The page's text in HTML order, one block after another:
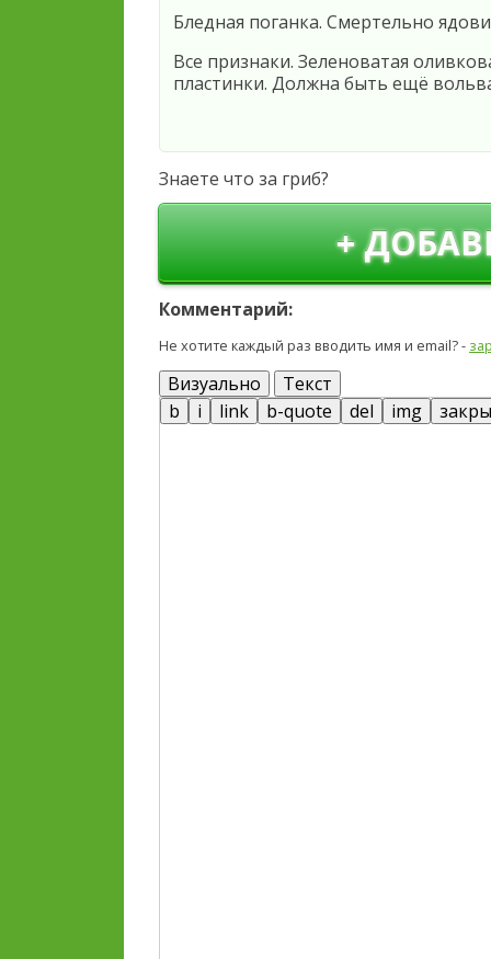
Бледная поганка. Смертельно
Все признаки. Зеленоватая
пластинки. Должна быть ещё
Знаете что за гриб?
+
Комментарий:
Не хотите каждый раз вводить имя и email? -
Визуально Текст